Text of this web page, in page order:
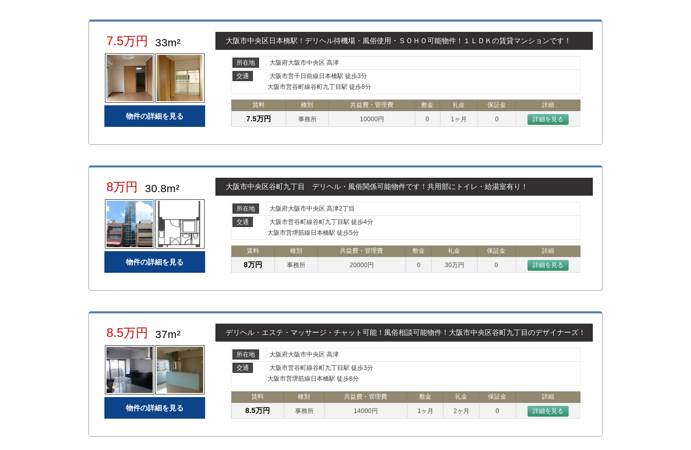
7.5万円 33m²
物件の詳細を見る
大阪市中央区日本橋駅！デリヘル待機場・風俗使用・ＳＯＨＯ可能物件！１ＬＤＫの賃貸マンションです！
所在地
大阪府大阪市中央区 高津
交通
大阪市営千日前線日本橋駅 徒歩3分
大阪市営谷町線谷町九丁目駅 徒歩8分
賃料 種別 共益費・管理費 敷金 礼金 保証金 詳細
7.5万円 事務所 10000円 0 1ヶ月 0 詳細を見る
8万円 30.8m²
物件の詳細を見る
大阪市中央区谷町九丁目 デリヘル・風俗関係可能物件です！共用部にトイレ・給湯室有り！
所在地
大阪府大阪市中央区 高津2丁目
交通
大阪市営谷町線谷町九丁目駅 徒歩4分
大阪市営堺筋線日本橋駅 徒歩5分
賃料 種別 共益費・管理費 敷金 礼金 保証金 詳細
8万円 事務所 20000円 0 30万円 0 詳細を見る
8.5万円 37m²
物件の詳細を見る
デリヘル・エステ・マッサージ・チャット可能！風俗相談可能物件！大阪市中央区谷町九丁目のデザイナーズ！
所在地
大阪府大阪市中央区 高津
交通
大阪市営谷町線谷町九丁目駅 徒歩3分
大阪市営堺筋線日本橋駅 徒歩8分
賃料 種別 共益費・管理費 敷金 礼金 保証金 詳細
8.5万円 事務所 14000円 1ヶ月 2ヶ月 0 詳細を見る